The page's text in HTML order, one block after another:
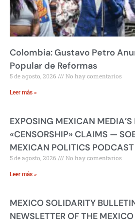
Colombia: Gustavo Petro
Popular de Reformas
5 de agosto, 2026 No hay comentarios
Leer más »
EXPOSING MEXICAN MEDIA’S
«CENSORSHIP» CLAIMS —
MEXICAN POLITICS
5 de agosto, 2026 No hay comentarios
Leer más »
MEXICO SOLIDARITY
NEWSLETTER OF THE